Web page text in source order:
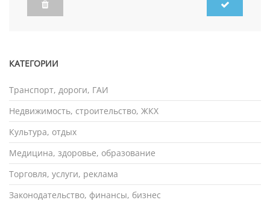
КАТЕГОРИИ
Транспорт, дороги, ГАИ
Недвижимость, строительство, ЖКХ
Культура, отдых
Медицина, здоровье, образование
Торговля, услуги, реклама
Законодательство, финансы, бизнес